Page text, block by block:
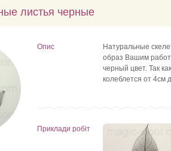
листья черные
Опис
Натуральные
образ Вашим
черный цвет. Так
колеблется от 4см
Приклади робіт